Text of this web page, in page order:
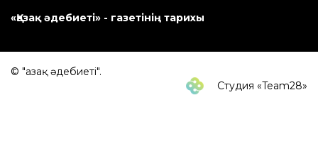
«Қазақ әдебиеті» - газетінің тарихы
© "Қазақ әдебиеті".
Студия «Team28»